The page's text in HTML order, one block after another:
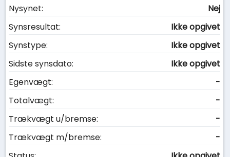
Nysynet:
Nej
Synsresultat:
Ikke opgivet
Synstype:
Ikke opgivet
Sidste synsdato:
Ikke opgivet
Egenvægt:
-
Totalvægt:
-
Trækvægt u/bremse:
-
Trækvægt m/bremse:
-